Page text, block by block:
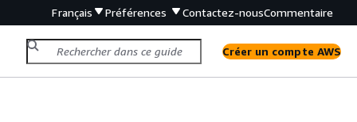
Français Préférences Contactez-nousCommentaire
Créer un compte AWS